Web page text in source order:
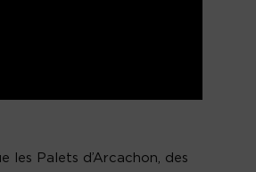
les Palets d’Arcachon, des